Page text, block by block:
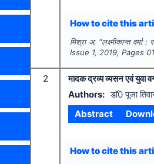
How to cite this
मिश्रा अ. "लक्ष्मीकान्त वर्मा
Issue 1,2019, Pages
2
मादक द्रव्य व्यसन एवं युवा
Authors: डाॅ0 पूजा
Abstract
How to cite this